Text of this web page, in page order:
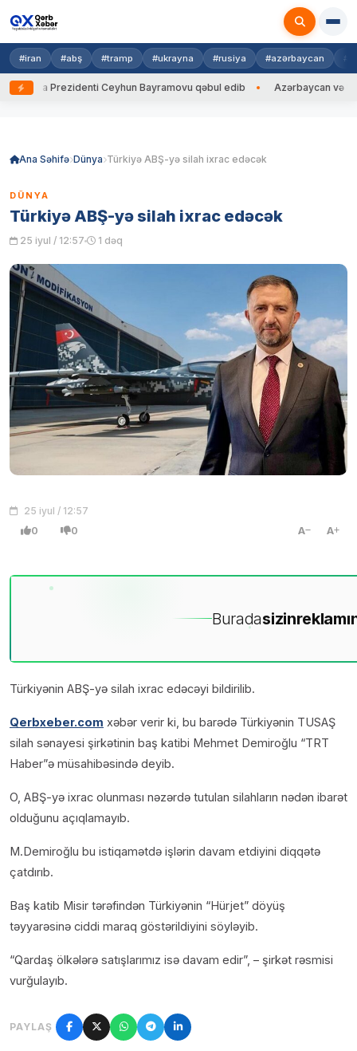
#iran #abş #tramp #ukrayna #rusiya #azərbaycan
Prezidenti Ceyhun Bayramovu qəbul edib Azərbaycan və
Ana Səhifə Dünya Türkiyə ABŞ-yə silah ixrac edəcək
DÜNYA
Türkiyə ABŞ-yə silah ixrac edəcək
25 iyul / 12:57 1 dəq
25 iyul / 12:57
0 0 A A
Buradasizin
Türkiyənin ABŞ-yə silah ixrac edəcəyi bildirilib.
Qerbxeber.com xəbər verir ki, bu barədə Türkiyənin TUSAŞ
silah sənayesi şirkətinin baş katibi Mehmet Demiroğlu “TRT
Haber”ə müsahibəsində deyib.
O, ABŞ-yə ixrac olunması nəzərdə tutulan silahların nədən ibarət
olduğunu açıqlamayıb.
M.Demiroğlu bu istiqamətdə işlərin davam etdiyini diqqətə
çatdırıb.
Baş katib Misir tərəfindən Türkiyənin “Hürjet” döyüş
təyyarəsinə ciddi maraq göstərildiyini söyləyib.
“Qardaş ölkələrə satışlarımız isə davam edir”, – şirkət rəsmisi
vurğulayıb.
PAYLAŞ